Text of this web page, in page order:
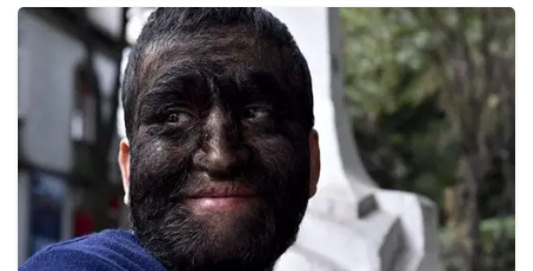
agama islam Raja-Raja Melayu
Tengku Hassanal Ibrahim Alam Shah